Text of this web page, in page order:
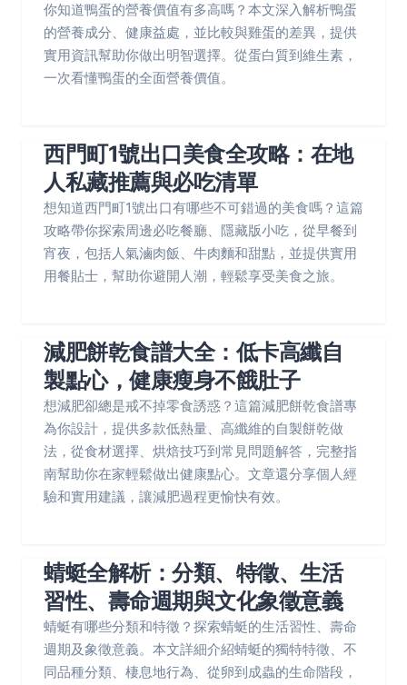
你知道鴨蛋的營養價值有多高嗎？本文深入解析鴨蛋
的營養成分、健康益處，並比較與雞蛋的差異，提供
實用資訊幫助你做出明智選擇。從蛋白質到維生素，
一次看懂鴨蛋的全面營養價值。
西門町1號出口美食全攻略：在地
人私藏推薦與必吃清單
想知道西門町1號出口有哪些不可錯過的美食嗎？這篇
攻略帶你探索周邊必吃餐廳、隱藏版小吃，從早餐到
宵夜，包括人氣滷肉飯、牛肉麵和甜點，並提供實用
用餐貼士，幫助你避開人潮，輕鬆享受美食之旅。
減肥餅乾食譜大全：低卡高纖自
製點心，健康瘦身不餓肚子
想減肥卻總是戒不掉零食誘惑？這篇減肥餅乾食譜專
為你設計，提供多款低熱量、高纖維的自製餅乾做
法，從食材選擇、烘焙技巧到常見問題解答，完整指
南幫助你在家輕鬆做出健康點心。文章還分享個人經
驗和實用建議，讓減肥過程更愉快有效。
蜻蜓全解析：分類、特徵、生活
習性、壽命週期與文化象徵意義
蜻蜓有哪些分類和特徵？探索蜻蜓的生活習性、壽命
週期及象徵意義。本文詳細介紹蜻蜓的獨特特徵、不
同品種分類、棲息地行為、從卵到成蟲的生命階段，